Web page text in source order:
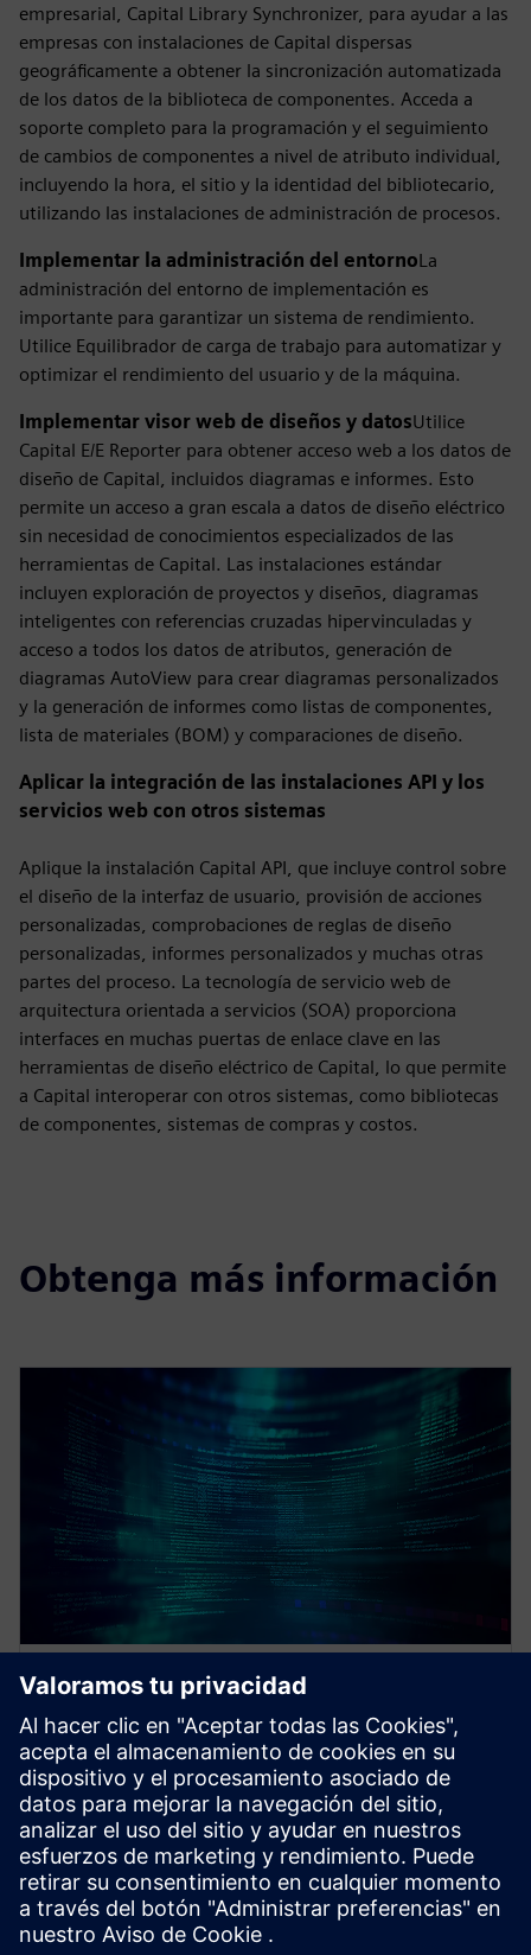
empresarial, Capital Library Synchronizer, para ayudar a las
empresas con instalaciones de Capital dispersas
geográficamente a obtener la sincronización automatizada
de los datos de la biblioteca de componentes. Acceda a
soporte completo para la programación y el seguimiento
de cambios de componentes a nivel de atributo individual,
incluyendo la hora, el sitio y la identidad del bibliotecario,
utilizando las instalaciones de administración de procesos.
Implementar la administración del entornoLa
administración del entorno de implementación es
importante para garantizar un sistema de rendimiento.
Utilice Equilibrador de carga de trabajo para automatizar y
optimizar el rendimiento del usuario y de la máquina.
Implementar visor web de diseños y datosUtilice
Capital E/E Reporter para obtener acceso web a los datos de
diseño de Capital, incluidos diagramas e informes. Esto
permite un acceso a gran escala a datos de diseño eléctrico
sin necesidad de conocimientos especializados de las
herramientas de Capital. Las instalaciones estándar
incluyen exploración de proyectos y diseños, diagramas
inteligentes con referencias cruzadas hipervinculadas y
acceso a todos los datos de atributos, generación de
diagramas AutoView para crear diagramas personalizados
y la generación de informes como listas de componentes,
lista de materiales (BOM) y comparaciones de diseño.
Aplicar la integración de las instalaciones API y los
servicios web con otros sistemas
Aplique la instalación Capital API, que incluye control sobre
el diseño de la interfaz de usuario, provisión de acciones
personalizadas, comprobaciones de reglas de diseño
personalizadas, informes personalizados y muchas otras
partes del proceso. La tecnología de servicio web de
arquitectura orientada a servicios (SOA) proporciona
interfaces en muchas puertas de enlace clave en las
herramientas de diseño eléctrico de Capital, lo que permite
a Capital interoperar con otros sistemas, como bibliotecas
de componentes, sistemas de compras y costos.
Obtenga más información
WEBINAR
Strategies to optimize your E/E
systems tool deployments
Strategies and opportunities for optimizing your EE
systems development tool deployments.